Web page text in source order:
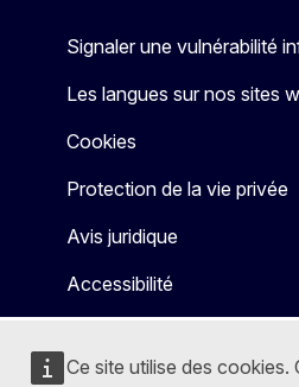
Ce site utilise des cookies.
Signaler une vulnérabilité
Les langues sur nos sites
Cookies
Protection de la vie privée
Avis juridique
Accessibilité